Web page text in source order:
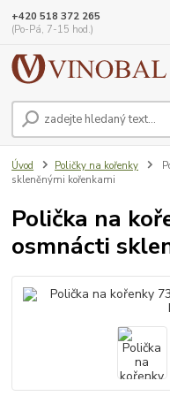
+420 518 372 265
(Po-Pá, 7-15 hod.)
Úvod Poličky na kořenky
skleněnými kořenkami
Polička na
osmnácti